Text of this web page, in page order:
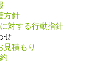
方針
対する行動指針
せ
見積もり